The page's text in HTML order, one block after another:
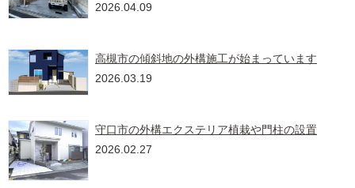
2026.04.09
高槻市の傾斜地の外構施工が始まっています
2026.03.19
守口市の外構エクステリア植栽や門柱の設置
2026.02.27